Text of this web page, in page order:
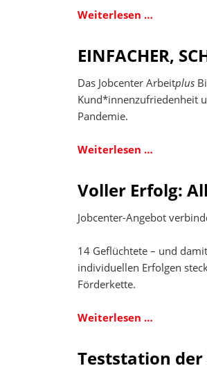
Weiterlesen …
Träume
und
Ziele
hast,
EINFACHER,
Das Jobcenter Arbeitplus
Kund*innenzufriedenheit
Pandemie.
Weiterlesen …
BESSER
–
Das
Arbeitplus
Bielefeld
Voller Erfolg:
Jobcenter-Angebot
14 Geflüchtete – und
individuellen Erfolgen
Förderkette.
Weiterlesen …
Teststation